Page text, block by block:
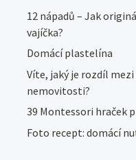
12 nápadů – Jak
vajíčka?
Domácí plastelína
Víte, jaký je rozdíl
nemovitosti?
39 Montessori hraček
Foto recept: domácí